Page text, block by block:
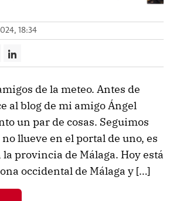
18:34
de la meteo. Antes de
al blog de mi amigo Ángel
un par de cosas. Seguimos
llueve en el portal de uno, es
provincia de Málaga. Hoy está
occidental de Málaga y […]